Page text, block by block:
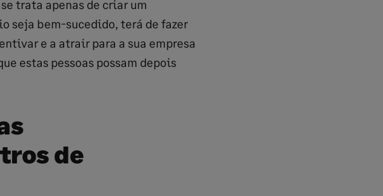
trata apenas de criar um
seja bem-sucedido, terá de fazer
e a atrair para a sua empresa
estas pessoas possam depois
de